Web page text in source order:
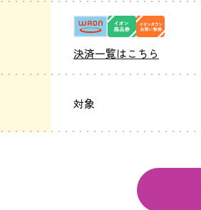
決済一覧はこちら
対象